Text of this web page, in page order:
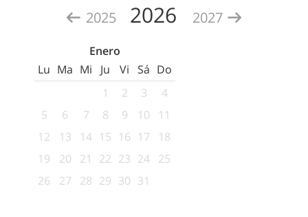
2025 2026 2027
Enero
Lu Ma Mi Ju Vi Sá Do
1
2 3
4
5
6 7 8 9 10
11
12
13 14 15 16 17
18
19
20 21 22 23 24 25
26
27 28 29 30 31